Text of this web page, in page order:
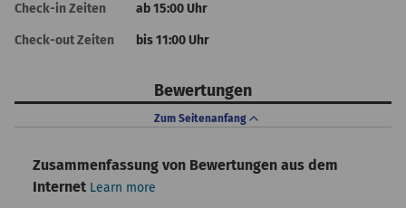
Check-in Zeiten ab 15:00 Uhr
Check-out Zeiten bis 11:00 Uhr
Bewertungen
Zum Seitenanfang
Zusammenfassung von Bewertungen aus dem
Internet Learn more